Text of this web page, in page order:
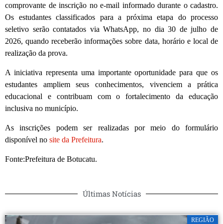
comprovante de inscrição no e-mail informado durante o cadastro.
Os estudantes classificados para a próxima etapa do processo
seletivo serão contatados via WhatsApp, no dia 30 de julho de
2026, quando receberão informações sobre data, horário e local de
realização da prova.
A iniciativa representa uma importante oportunidade para que os
estudantes ampliem seus conhecimentos, vivenciem a prática
educacional e contribuam com o fortalecimento da educação
inclusiva no município.
As inscrições podem ser realizadas por meio do formulário
disponível no site da Prefeitura.
Fonte:Prefeitura de Botucatu.
Últimas Notícias
REGIÃO